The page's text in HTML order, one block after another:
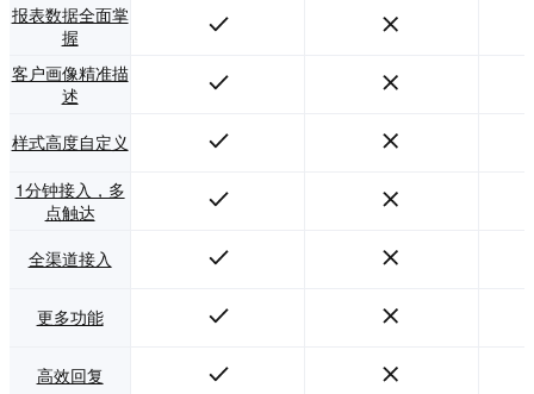
报表数据全面掌
握
客户画像精准描
述
样式高度自定义
1分钟接入，多
点触达
全渠道接入
更多功能
高效回复